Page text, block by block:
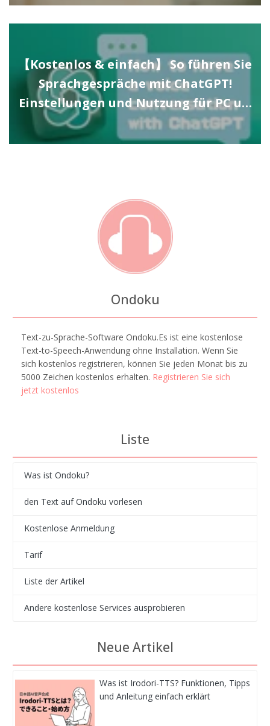
【Kostenlos & einfach】 So führen Sie
Sprachgespräche mit ChatGPT!
Einstellungen und Nutzung für PC u…
Ondoku
Text-zu-Sprache-Software Ondoku.Es ist eine kostenlose
Text-to-Speech-Anwendung ohne Installation. Wenn Sie
sich kostenlos registrieren, können Sie jeden Monat bis zu
5000 Zeichen kostenlos erhalten. Registrieren Sie sich
jetzt kostenlos
Liste
Was ist Ondoku?
den Text auf Ondoku vorlesen
Kostenlose Anmeldung
Tarif
Liste der Artikel
Andere kostenlose Services ausprobieren
Neue Artikel
Was ist Irodori-TTS? Funktionen, Tipps
und Anleitung einfach erklärt